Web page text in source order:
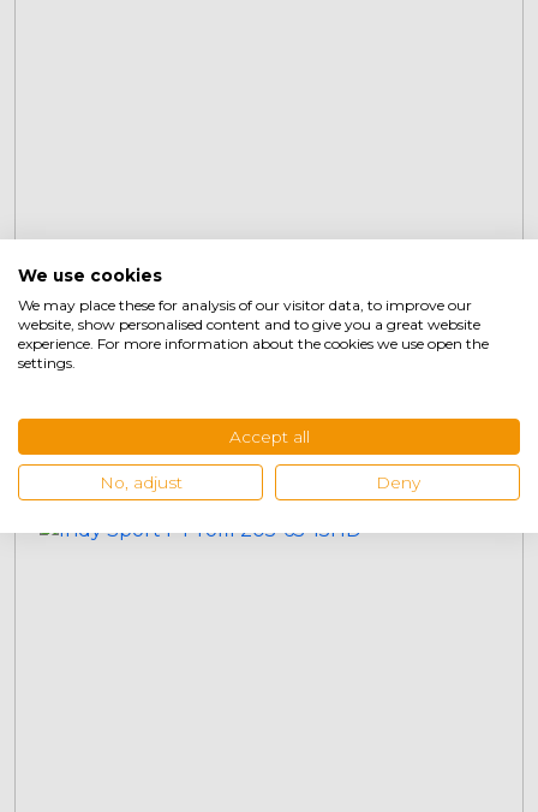
€12,95 +
Gerelateerde producten
We use cookies
We may place these for analysis of our visitor data, to improve our
website, show personalised content and to give you a great website
experience. For more information about the cookies we use open the
settings.
Accept all
No, adjust Deny